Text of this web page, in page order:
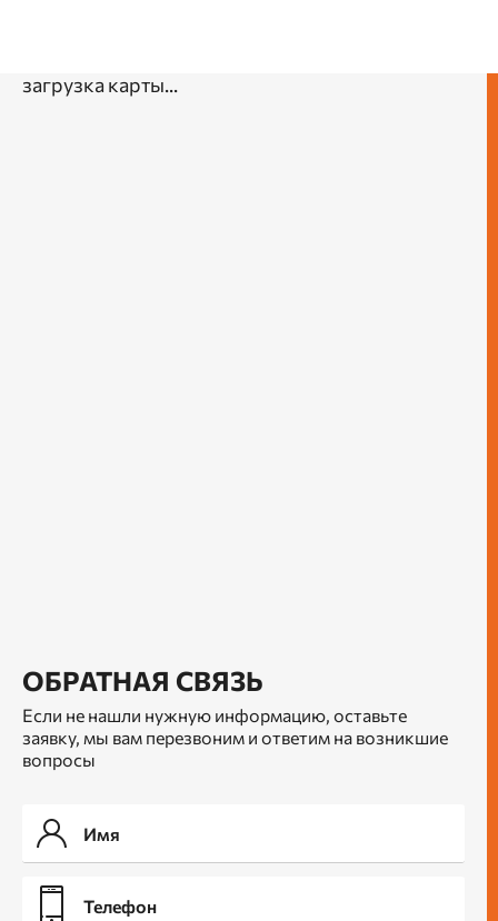
загрузка карты...
ОБРАТНАЯ СВЯЗЬ
Если не нашли нужную информацию, оставьте
заявку, мы вам перезвоним и ответим на возникшие
вопросы